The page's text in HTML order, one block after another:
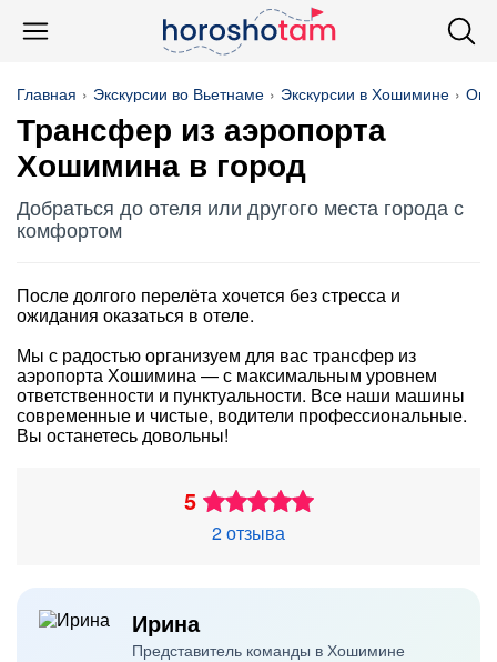
Главная Экскурсии во Вьетнаме Экскурсии в Хошимине
Трансфер из аэропорта
Хошимина в город
Добраться до отеля или другого места города с
комфортом
После долгого перелёта хочется без стресса и
ожидания оказаться в отеле.
Мы с радостью организуем для вас трансфер из
аэропорта Хошимина — с максимальным уровнем
ответственности и пунктуальности. Все наши машины
современные и чистые, водители профессиональные.
Вы останетесь довольны!
5
2 отзыва
Ирина
Представитель команды в Хошимине